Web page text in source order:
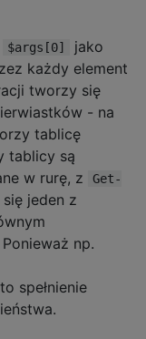
$args[0]
jako
każdy element
tworzy się
- na
tablicę
tablicy są
w rurę, z
Get-
jeden z
np.
to spełnienie